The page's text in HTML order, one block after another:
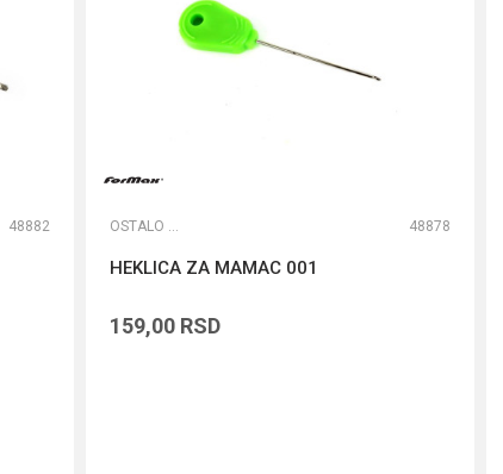
48882 OSTALO ŠARANSKO 48878
HEKLICA ZA MAMAC 001
159,00 RSD